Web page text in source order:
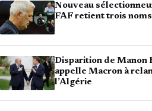
Nouveau
FAF retient trois noms
Disparition de Manon
appelle Macron à
l’Algérie